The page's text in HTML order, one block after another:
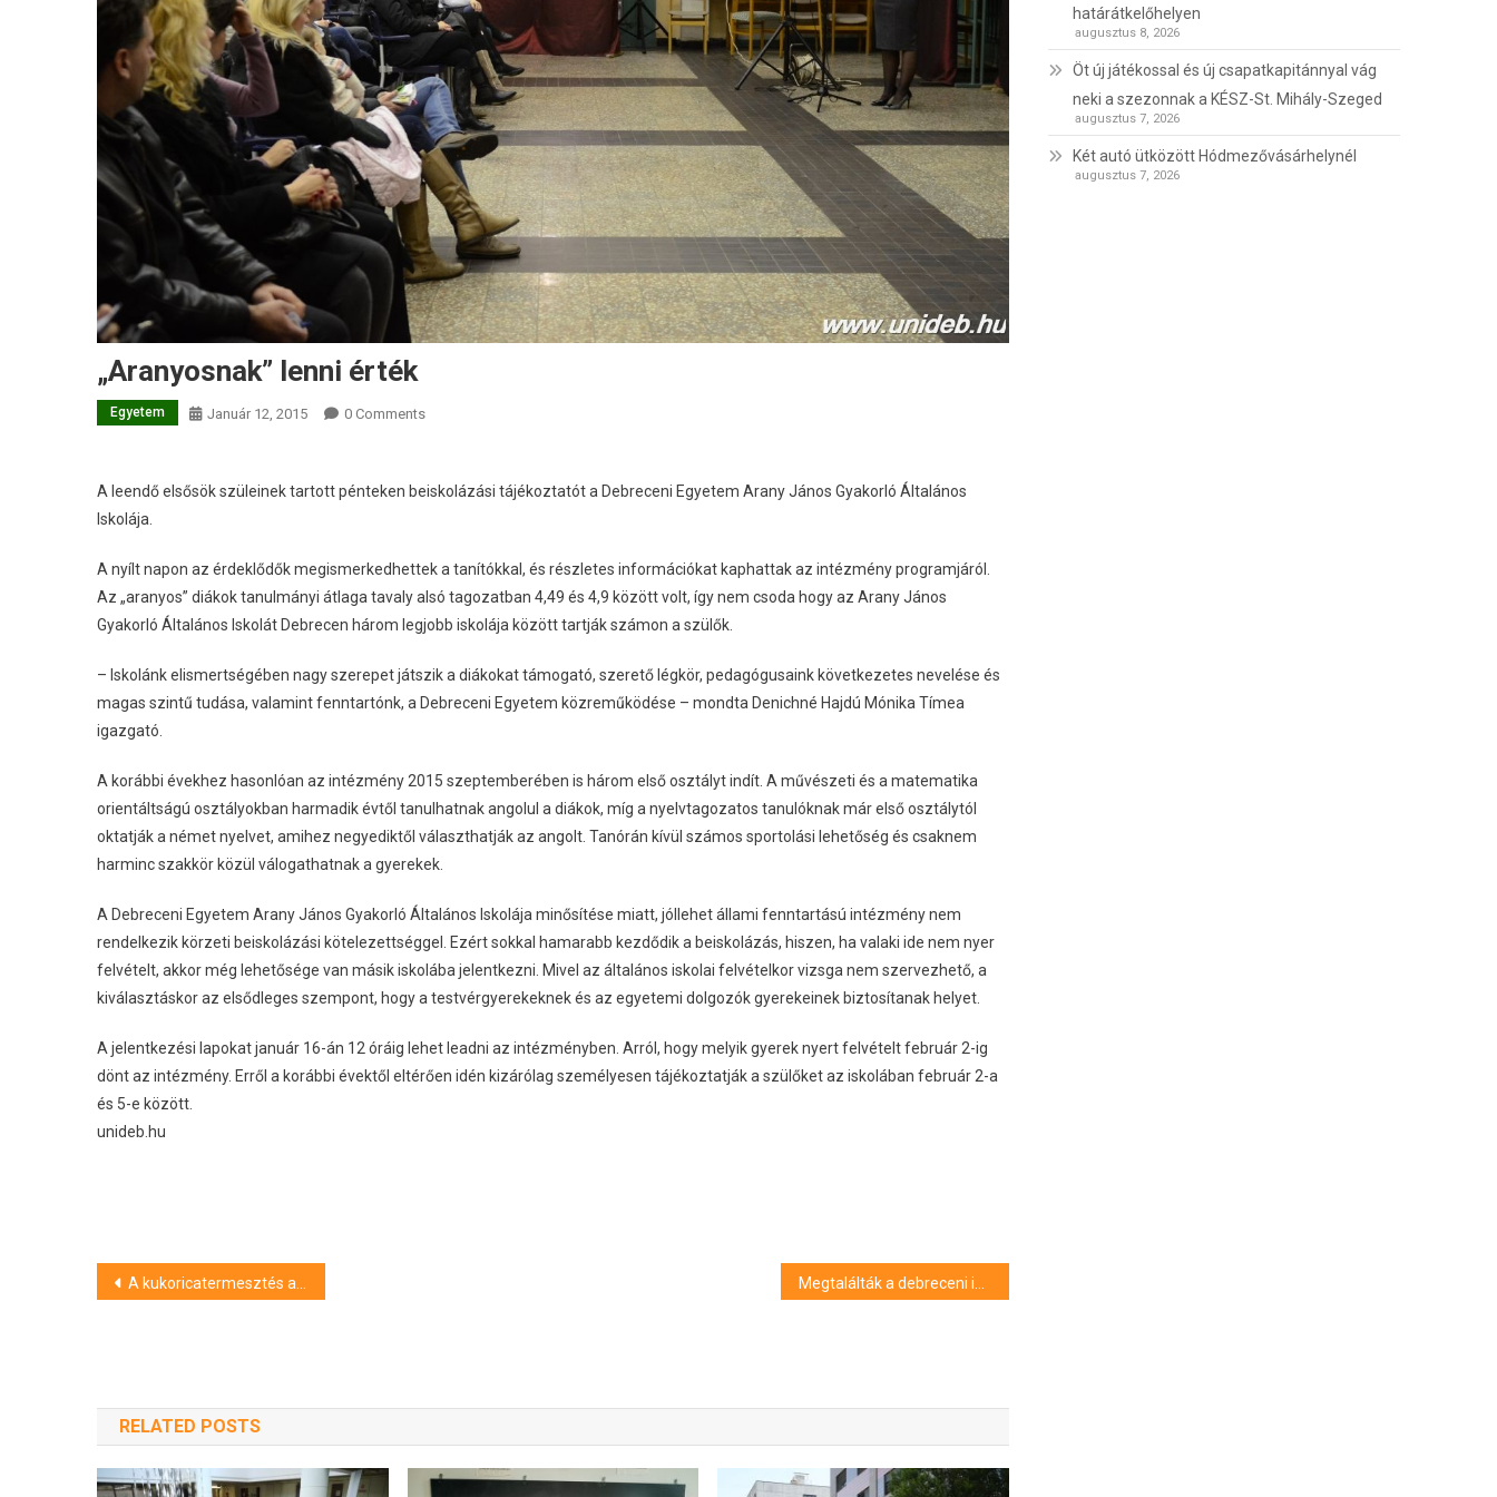
„Aranyosnak” lenni érték
Egyetem Január 12, 2015 0 Comments
A leendő elsősök szüleinek tartott pénteken beiskolázási tájékoztatót a Debreceni Egyetem Arany János Gyakorló Általános
Iskolája.
A nyílt napon az érdeklődők megismerkedhettek a tanítókkal, és részletes információkat kaphattak az intézmény programjáról.
Az „aranyos” diákok tanulmányi átlaga tavaly alsó tagozatban 4,49 és 4,9 között volt, így nem csoda hogy az Arany János
Gyakorló Általános Iskolát Debrecen három legjobb iskolája között tartják számon a szülők.
– Iskolánk elismertségében nagy szerepet játszik a diákokat támogató, szerető légkör, pedagógusaink következetes nevelése és
magas szintű tudása, valamint fenntartónk, a Debreceni Egyetem közreműködése – mondta Denichné Hajdú Mónika Tímea
igazgató.
A korábbi évekhez hasonlóan az intézmény 2015 szeptemberében is három első osztályt indít. A művészeti és a matematika
orientáltságú osztályokban harmadik évtől tanulhatnak angolul a diákok, míg a nyelvtagozatos tanulóknak már első osztálytól
oktatják a német nyelvet, amihez negyediktől választhatják az angolt. Tanórán kívül számos sportolási lehetőség és csaknem
harminc szakkör közül válogathatnak a gyerekek.
A Debreceni Egyetem Arany János Gyakorló Általános Iskolája minősítése miatt, jóllehet állami fenntartású intézmény nem
rendelkezik körzeti beiskolázási kötelezettséggel. Ezért sokkal hamarabb kezdődik a beiskolázás, hiszen, ha valaki ide nem nyer
felvételt, akkor még lehetősége van másik iskolába jelentkezni. Mivel az általános iskolai felvételkor vizsga nem szervezhető, a
kiválasztáskor az elsődleges szempont, hogy a testvérgyerekeknek és az egyetemi dolgozók gyerekeinek biztosítanak helyet.
A jelentkezési lapokat január 16-án 12 óráig lehet leadni az intézményben. Arról, hogy melyik gyerek nyert felvételt február 2-ig
dönt az intézmény. Erről a korábbi évektől eltérően idén kizárólag személyesen tájékoztatják a szülőket az iskolában február 2-a
és 5-e között.
unideb.hu
Bejegyzés
A kukoricatermesztés aktuális kérdései
RELATED POSTS
határátkelőhelyen
augusztus 8, 2026
Öt új játékossal és új csapatkapitánnyal vág
neki a szezonnak a KÉSZ-St. Mihály-Szeged
augusztus 7, 2026
Két autó ütközött Hódmezővásárhelynél
augusztus 7, 2026